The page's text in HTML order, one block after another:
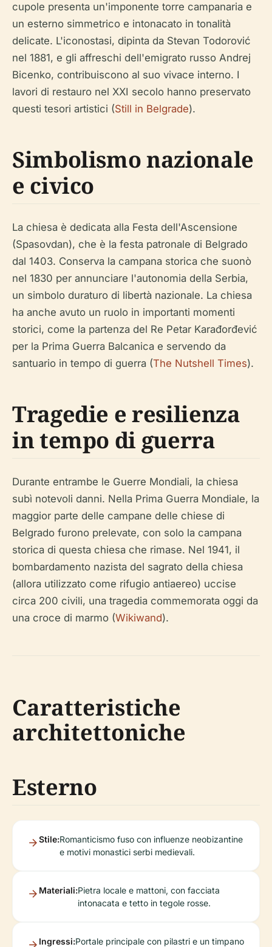
cupole presenta un'imponente torre campanaria e
un esterno simmetrico e intonacato in tonalità
delicate. L'iconostasi, dipinta da Stevan Todorović
nel 1881, e gli affreschi dell'emigrato russo Andrej
Bicenko, contribuiscono al suo vivace interno. I
lavori di restauro nel XXI secolo hanno preservato
questi tesori artistici (Still in Belgrade).
Simbolismo nazionale
e civico
La chiesa è dedicata alla Festa dell'Ascensione
(Spasovdan), che è la festa patronale di Belgrado
dal 1403. Conserva la campana storica che suonò
nel 1830 per annunciare l'autonomia della Serbia,
un simbolo duraturo di libertà nazionale. La chiesa
ha anche avuto un ruolo in importanti momenti
storici, come la partenza del Re Petar Karađorđević
per la Prima Guerra Balcanica e servendo da
santuario in tempo di guerra (The Nutshell Times).
Tragedie e resilienza
in tempo di guerra
Durante entrambe le Guerre Mondiali, la chiesa
subì notevoli danni. Nella Prima Guerra Mondiale, la
maggior parte delle campane delle chiese di
Belgrado furono prelevate, con solo la campana
storica di questa chiesa che rimase. Nel 1941, il
bombardamento nazista del sagrato della chiesa
(allora utilizzato come rifugio antiaereo) uccise
circa 200 civili, una tragedia commemorata oggi da
una croce di marmo (Wikiwand).
Caratteristiche
architettoniche
Esterno
Stile:Romanticismo fuso con influenze neobizantine
e motivi monastici serbi medievali.
Materiali:Pietra locale e mattoni, con facciata
intonacata e tetto in tegole rosse.
Ingressi:Portale principale con pilastri e un timpano